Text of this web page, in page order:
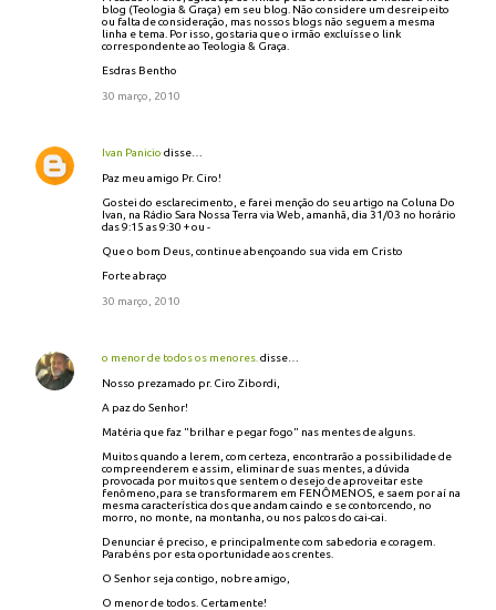
blog (Teologia & Graça) em seu blog. Não considere um desreipeito
ou falta de consideração, mas nossos blogs não seguem a mesma
linha e tema. Por isso, gostaria que o irmão excluísse o link
correspondente ao Teologia & Graça.
Esdras Bentho
30 março, 2010
Ivan Panicio disse…
Paz meu amigo Pr. Ciro!
Gostei do esclarecimento, e farei menção do seu artigo na Coluna Do
Ivan, na Rádio Sara Nossa Terra via Web, amanhã, dia 31/03 no horário
das 9:15 as 9:30 + ou -
Que o bom Deus, continue abençoando sua vida em Cristo
Forte abraço
30 março, 2010
o menor de todos os menores. disse…
Nosso prezamado pr. Ciro Zibordi,
A paz do Senhor!
Matéria que faz "brilhar e pegar fogo" nas mentes de alguns.
Muitos quando a lerem, com certeza, encontrarão a possibilidade de
compreenderem e assim, eliminar de suas mentes, a dúvida
provocada por muitos que sentem o desejo de aproveitar este
fenômeno,para se transformarem em FENÔMENOS, e saem por aí na
mesma característica dos que andam caindo e se contorcendo, no
morro, no monte, na montanha, ou nos palcos do cai-cai.
Denunciar é preciso, e principalmente com sabedoria e coragem.
Parabéns por esta oportunidade aos crentes.
O Senhor seja contigo, nobre amigo,
O menor de todos. Certamente!